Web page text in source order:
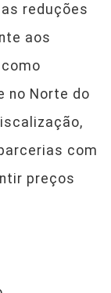
reduções
aos
no Norte do
com
preços